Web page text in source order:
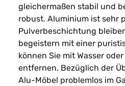
gleichermaßen stabil und
robust. Aluminium ist sehr
Pulverbeschichtung
begeistern mit einer
können Sie mit Wasser
entfernen. Bezüglich der
Alu-Möbel problemlos im